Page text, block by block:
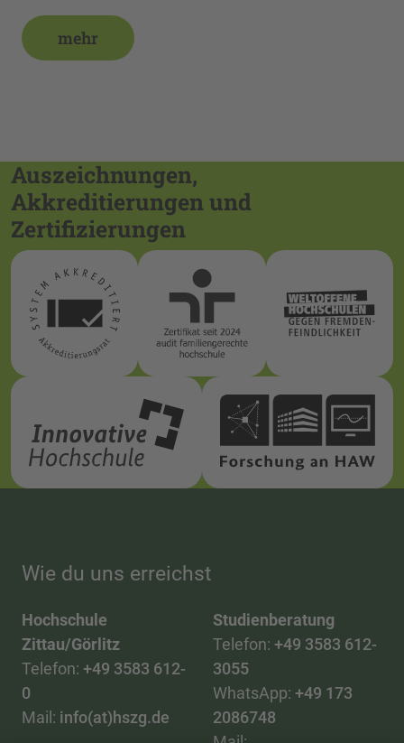
mehr
Auszeichnungen,
Akkreditierungen und
Zertifizierungen
Wie du uns erreichst
Hochschule
Zittau/Görlitz
Telefon: +49 3583 612-
0
Mail: info(at)hszg.de
Studienberatung
Telefon: +49 3583 612-
3055
WhatsApp: +49 173
2086748